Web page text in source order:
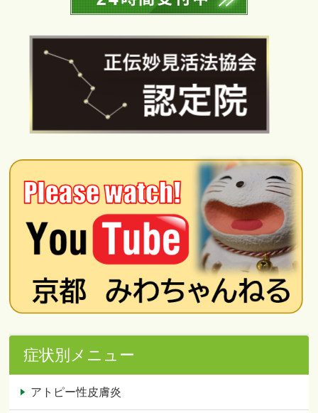
症状別メニュー
アトピー性皮膚炎